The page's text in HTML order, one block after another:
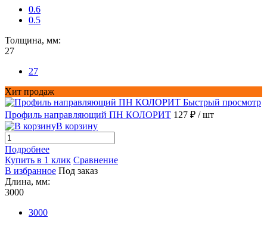
0.6
0.5
Толщина, мм:
27
27
Хит продаж
Быстрый просмотр
Профиль направляющий ПН КОЛОРИТ 127 ₽ / шт
В корзину
Подробнее
Купить в 1 клик Сравнение
В избранное Под заказ
Длина, мм:
3000
3000